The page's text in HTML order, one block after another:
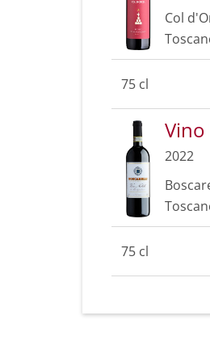
Col
75 cl
2022
75 cl